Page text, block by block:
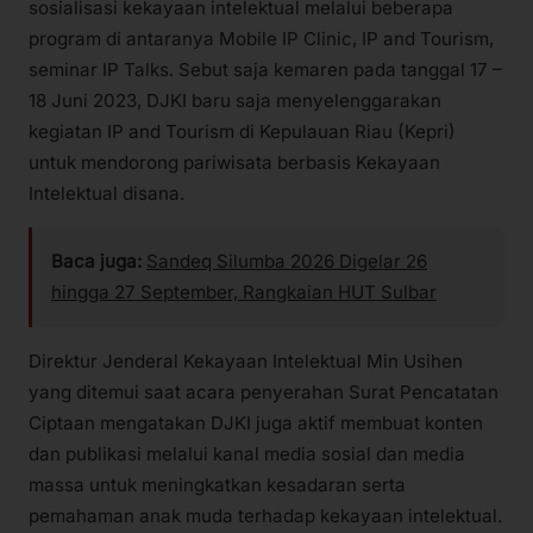
sosialisasi kekayaan intelektual melalui beberapa
program di antaranya Mobile IP Clinic, IP and Tourism,
seminar IP Talks. Sebut saja kemaren pada tanggal 17 –
18 Juni 2023, DJKI baru saja menyelenggarakan
kegiatan IP and Tourism di Kepulauan Riau (Kepri)
untuk mendorong pariwisata berbasis Kekayaan
Intelektual disana.
Baca juga: Sandeq Silumba 2026 Digelar 26
hingga 27 September, Rangkaian HUT Sulbar
Direktur Jenderal Kekayaan Intelektual Min Usihen
yang ditemui saat acara penyerahan Surat Pencatatan
Ciptaan mengatakan DJKI juga aktif membuat konten
dan publikasi melalui kanal media sosial dan media
massa untuk meningkatkan kesadaran serta
pemahaman anak muda terhadap kekayaan intelektual.